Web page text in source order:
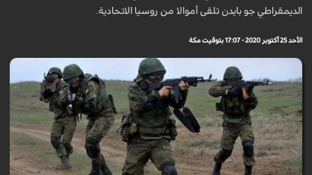
الديمقراطي جو بايدن تلقى أموالا من روسيا الاتحادية.
الأحد 25 أكتوبر 2020 - 17:07 بتوقيت مكة